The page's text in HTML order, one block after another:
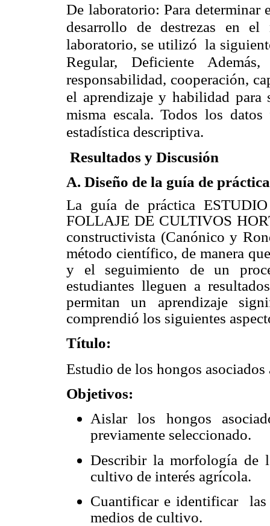
De laboratorio: Para
desarrollo de destrezas en
laboratorio, se utilizó la
Regular, Deficiente
responsabilidad, cooperación,
el aprendizaje y habilidad para
misma escala. Todos los
estadística descriptiva.
Resultados y Discusión
A. Diseño de la guía de práctica
La guía de práctica
FOLLAJE DE CULTIVOS
constructivista (Canónico y
método científico, de manera
y el seguimiento de un
estudiantes lleguen a
permitan un aprendizaje
comprendió los siguientes
Título:
Estudio de los hongos
Objetivos:
Aislar los hongos
previamente seleccionado.
Describir la morfología de
cultivo de interés agrícola.
Cuantificar e identificar
medios de cultivo.